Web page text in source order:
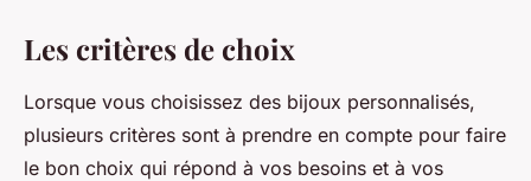
Les critères de choix
Lorsque vous choisissez des bijoux personnalisés,
plusieurs critères sont à prendre en compte pour faire
le bon choix qui répond à vos besoins et à vos